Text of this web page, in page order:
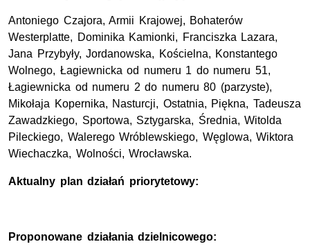
Antoniego Czajora, Armii Krajowej, Bohaterów
Westerplatte, Dominika Kamionki, Franciszka Lazara,
Jana Przybyły, Jordanowska, Kościelna, Konstantego
Wolnego, Łagiewnicka od numeru 1 do numeru 51,
Łagiewnicka od numeru 2 do numeru 80 (parzyste),
Mikołaja Kopernika, Nasturcji, Ostatnia, Piękna, Tadeusza
Zawadzkiego, Sportowa, Sztygarska, Średnia, Witolda
Pileckiego, Walerego Wróblewskiego, Węglowa, Wiktora
Wiechaczka, Wolności, Wrocławska.
Aktualny plan działań priorytetowy:
Proponowane działania dzielnicowego: